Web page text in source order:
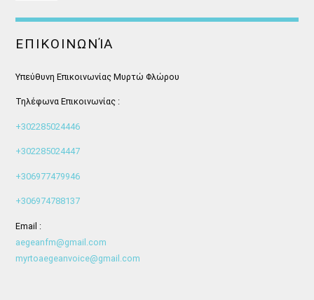
ΕΠΙΚΟΙΝΩΝΊΑ
Υπεύθυνη Επικοινωνίας Μυρτώ Φλώρου
Τηλέφωνα Επικοινωνίας :
+302285024446
+302285024447
+306977479946
+306974788137
Email :
aegeanfm@gmail.com
myrtoaegeanvoice@gmail.com